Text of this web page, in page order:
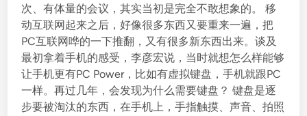
次、有体量的会议，其实当初是完全不敢想象的。 移
动互联网起来之后，好像很多东西又要重来一遍，把
PC互联网哗的一下推翻，又有很多新东西出来。谈及
最初拿着手机的感受，李彦宏说，当时就想怎么样能够
让手机更有PC Power，比如有虚拟键盘，手机就跟PC
一样。再过几年，会发现为什么需要键盘？ 键盘是逐
步要被淘汰的东西，在手机上，手指触摸、声音、拍照